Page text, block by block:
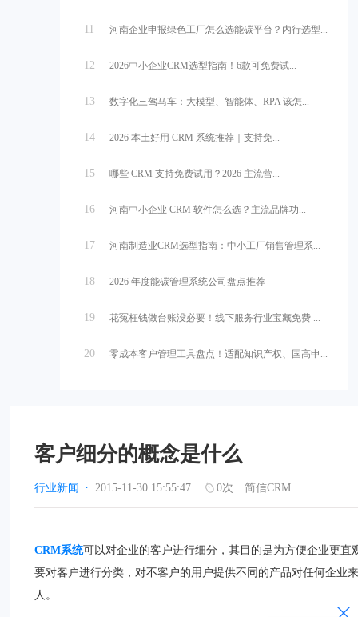
11 河南企业申报绿色工厂怎么选能碳平台？内行选型...
12 2026中小企业CRM选型指南！6款可免费试...
13 数字化三驾马车：大模型、智能体、RPA 该怎...
14 2026 本土好用 CRM 系统推荐｜支持免...
15 哪些 CRM 支持免费试用？2026 主流营...
16 河南中小企业 CRM 软件怎么选？主流品牌功...
17 河南制造业CRM选型指南：中小工厂销售管理系...
18 2026 年度能碳管理系统公司盘点推荐
19 花冤枉钱做台账没必要！线下服务行业宝藏免费 ...
20 零成本客户管理工具盘点！适配知识产权、国高申...
客户细分的概念是什么
行业新闻 · 2015-11-30 15:55:47 0次 简信CRM
CRM系统可以对企业的客户进行细分，其目的是为方便企业更
要对客户进行分类，对不客户的用户提供不同的产品对任何企业
人。